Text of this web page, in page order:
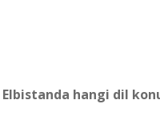
Elbistanda hangi dil